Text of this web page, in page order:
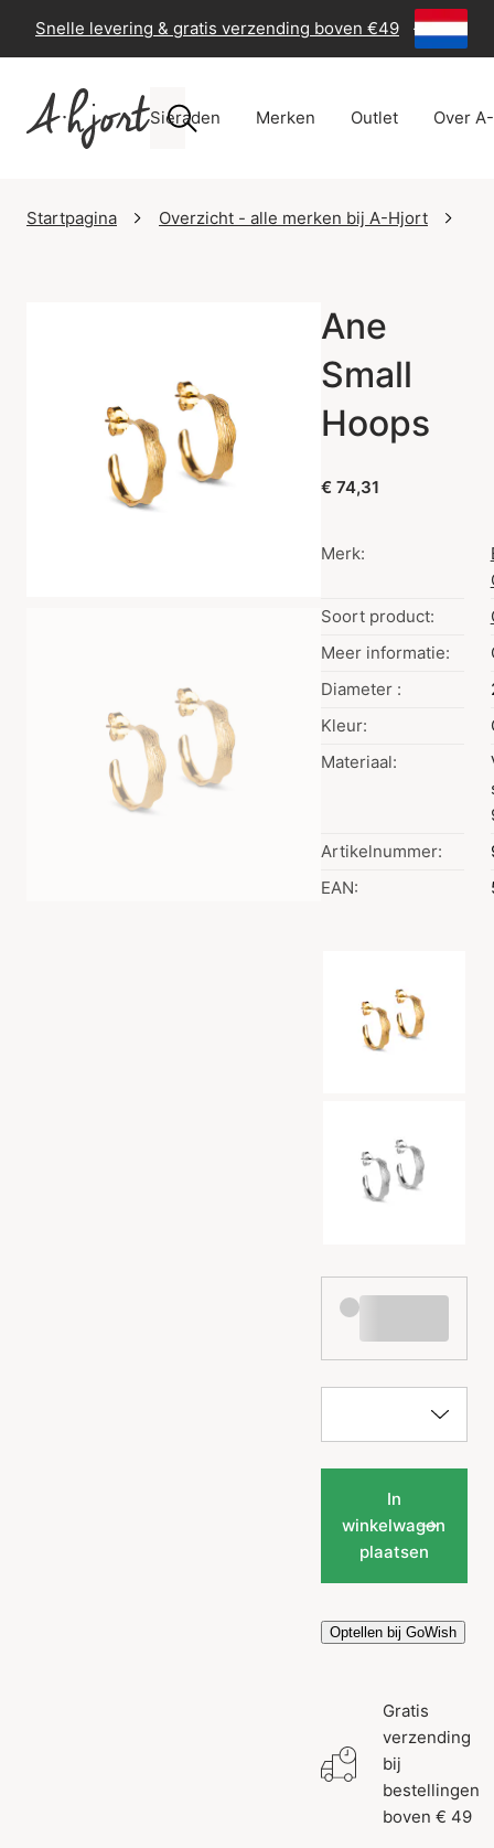
Snelle levering & gratis verzending boven €49 - 60
Sieraden Merken Outlet Over
Startpagina Overzicht - alle merken bij A-Hjort
Ane
Small
Hoops
€ 74,31
Merk:
Soort product:
Meer informatie:
Diameter :
Kleur:
Materiaal:
Artikelnummer:
EAN:
In
winkelwagen
plaatsen
Optellen bij GoWish
Gratis
verzending
bij
bestellingen
boven € 49